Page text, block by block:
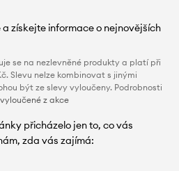
a získejte informace o nejnovějších
se na nezlevněné produkty a platí při
Slevu nelze kombinovat s jinými
být ze slevy vyloučeny. Podrobnosti
z akce
přicházelo jen to, co vás
zda vás zajímá: